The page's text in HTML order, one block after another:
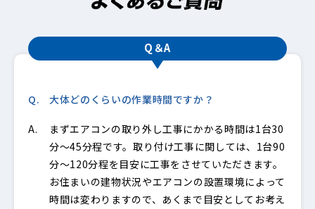
Q＆A
大体どのくらいの作業時間ですか？
まずエアコンの取り外し工事にかかる時間は1台30
分～45分程です。取り付け工事に関しては、1台90
分～120分程を目安に工事をさせていただきます。
お住まいの建物状況やエアコンの設置環境によって
時間は変わりますので、あくまで目安としてお考え